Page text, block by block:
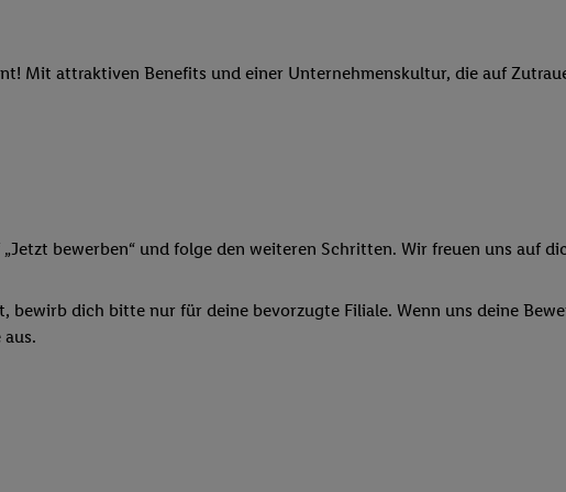
Mit attraktiven Benefits und einer Unternehmenskultur, die auf
bewerben“ und folge den weiteren Schritten. Wir freuen uns auf
bewirb dich bitte nur für deine bevorzugte Filiale. Wenn uns deine
Sie uns, der Utiq SA/NV („Utiq“) und IhremTelekommunikationsnetzbetreiber,
Kundenkonto-Referenz, wie z.B. Ihrer Mobilfunknummer, eine Kennung für
speziell zur Nutzung der Utiq-Technologie - zusätzlich zur weiter unten
über „Anpassen“/„Nutzung der Telekommunikations-basierten Utiq-
Ende dieser Einwilligung (nur für die Lidl-Dienste) widerrufen. Weitere
Partner zu. Weitere Informationen, auch zur Speicherdauer der Daten und